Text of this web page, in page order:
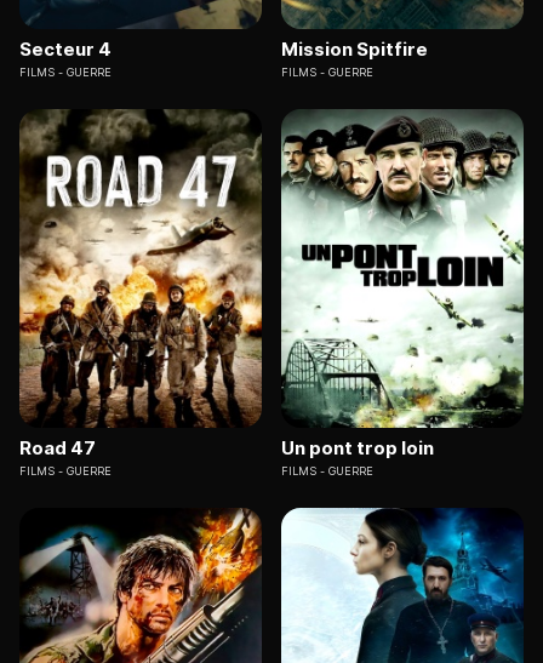
Secteur 4
FILMS GUERRE
Mission Spitfire
FILMS GUERRE
Road 47
FILMS GUERRE
Un pont trop loin
FILMS GUERRE